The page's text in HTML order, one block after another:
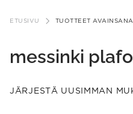
sisältöön
ETUSIVU TUOTTEET
messinki